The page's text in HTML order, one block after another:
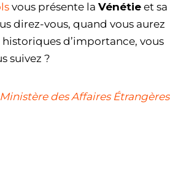
vous présente la Vénétie et sa
direz-vous, quand vous aurez
historiques d’importance, vous
suivez ?
Ministère des Affaires Étrangères